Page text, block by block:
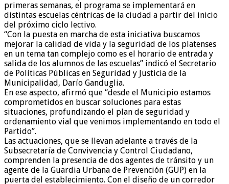
primeras semanas, el programa se implementará en
distintas escuelas céntricas de la ciudad a partir del inicio
del próximo ciclo lectivo.
“Con la puesta en marcha de esta iniciativa buscamos
mejorar la calidad de vida y la seguridad de los platenses
en un tema tan complejo como es el horario de entrada y
salida de los alumnos de las escuelas” indicó el Secretario
de Políticas Públicas en Seguridad y Justicia de la
Municipalidad, Darío Ganduglia.
En ese aspecto, afirmó que “desde el Municipio estamos
comprometidos en buscar soluciones para estas
situaciones, profundizando el plan de seguridad y
ordenamiento vial que venimos implementando en todo el
Partido”.
Las actuaciones, que se llevan adelante a través de la
Subsecretaría de Convivencia y Control Ciudadano,
comprenden la presencia de dos agentes de tránsito y un
agente de la Guardia Urbana de Prevención (GUP) en la
puerta del establecimiento. Con el diseño de un corredor